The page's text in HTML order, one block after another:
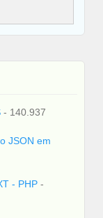
- 140.937
JSON em
- PHP -